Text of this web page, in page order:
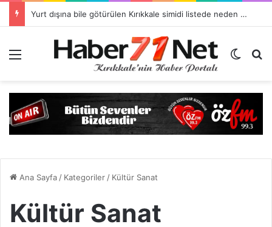
İslami Değerler Külliyesi Bakanlığın Tavsiye Listesine Girdi
Dış
Ana Sayfa/ Kategoriler/ Kültür Sanat
Kültür Sanat